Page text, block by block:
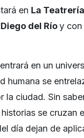
en La
Diego del Ríoy con
en un
humana se
la ciudad. Sin
se cruzan
día dejan de